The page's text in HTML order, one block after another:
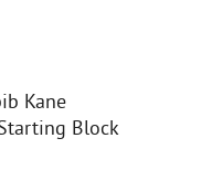
Kane
Block